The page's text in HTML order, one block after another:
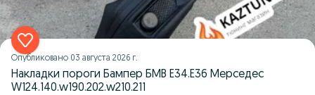
Опубликовано 03 августа 2026 г.
Накладки пороги Бампер БМВ Е34.Е36 Мерседес
W124.140.w190.202.w210.211